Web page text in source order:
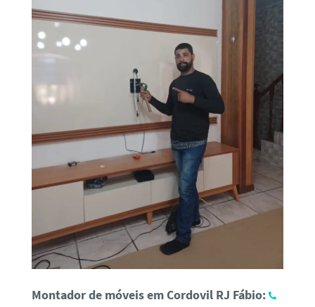
Montador de móveis em Cordovil RJ Fábio: